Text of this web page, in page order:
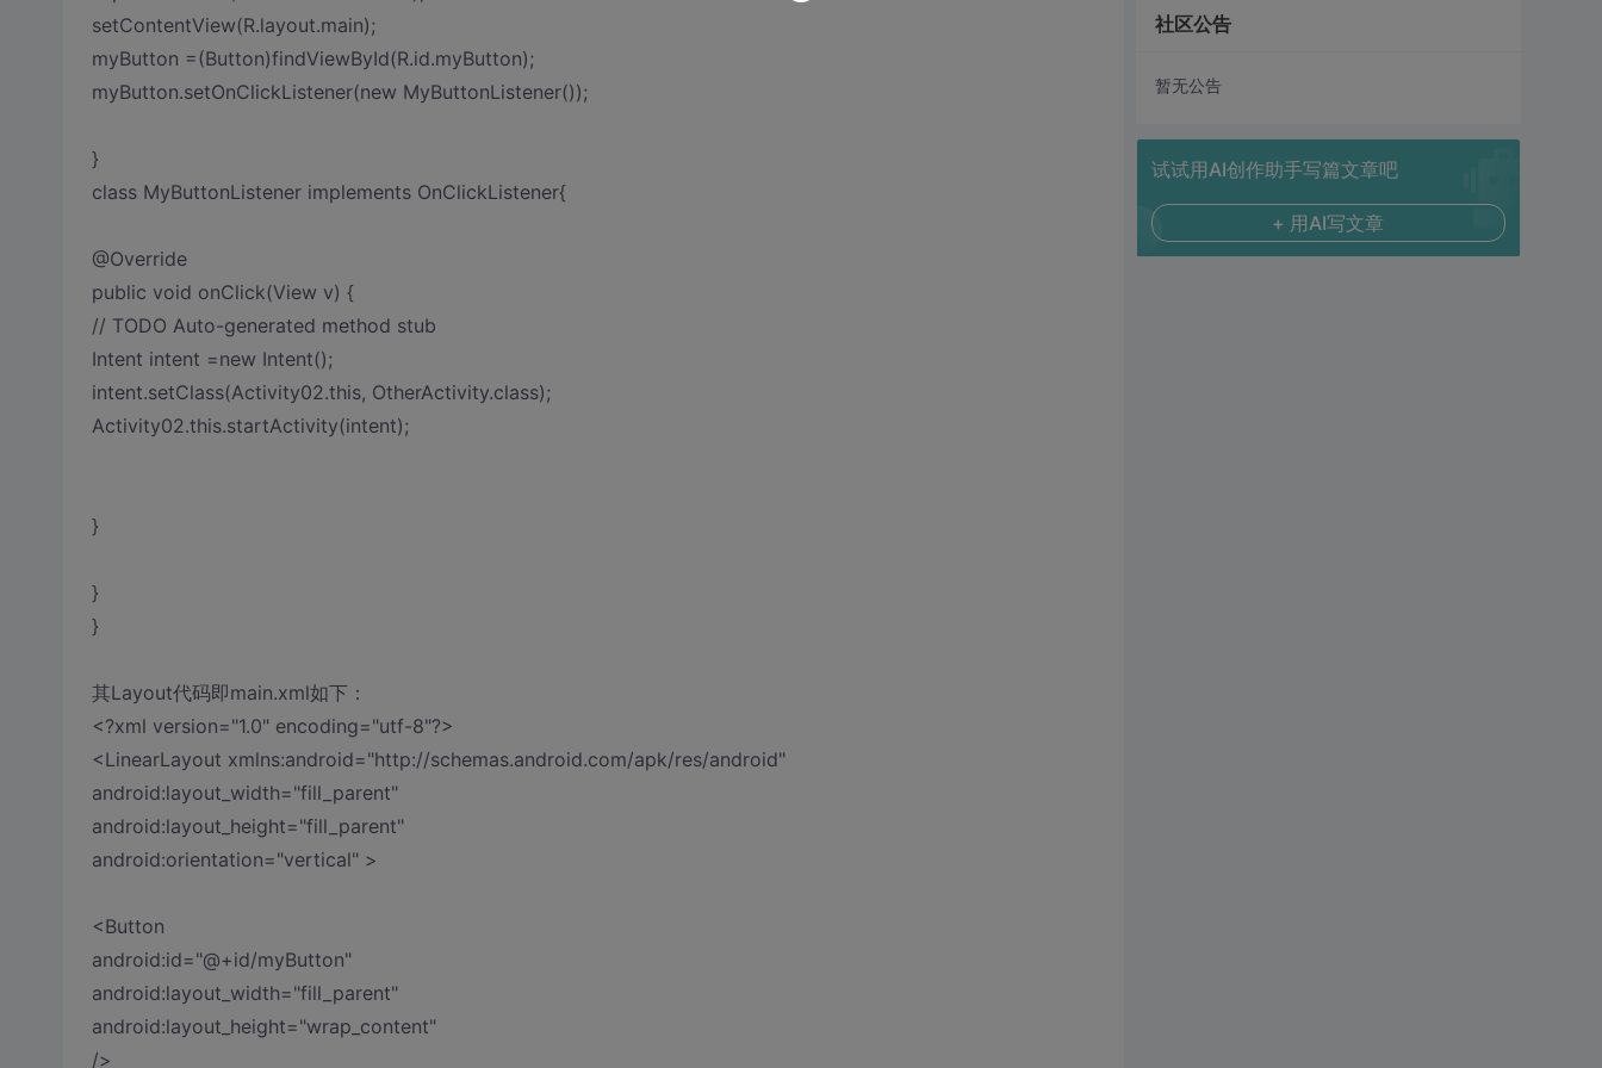
setContentView(R.layout.main);
myButton =(Button)findViewById(R.id.myButton);
myButton.setOnClickListener(new MyButtonListener());
}
class MyButtonListener implements OnClickListener{
@Override
public void onClick(View v) {
// TODO Auto-generated method stub
Intent intent =new Intent();
intent.setClass(Activity02.this, OtherActivity.class);
Activity02.this.startActivity(intent);
}
}
}
其Layout代码即main.xml如下：
<?xml version="1.0" encoding="utf-8"?>
<LinearLayout xmlns:android="http://schemas.android.com/apk/res/android"
android:layout_width="fill_parent"
android:layout_height="fill_parent"
android:orientation="vertical" >
<Button
android:id="@+id/myButton"
android:layout_width="fill_parent"
android:layout_height="wrap_content"
/>
社区公告
暂无公告
试试用AI创作助手写篇文章吧
+ 用AI写文章